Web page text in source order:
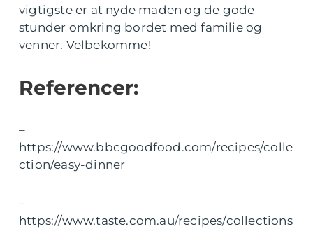
vigtigste er at nyde maden og de gode
stunder omkring bordet med familie og
venner. Velbekomme!
Referencer:
–
https://www.bbcgoodfood.com/recipes/colle
ction/easy-dinner
–
https://www.taste.com.au/recipes/collections